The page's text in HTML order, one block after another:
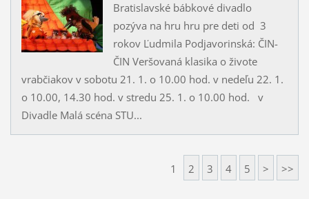
Bratislavské bábkové divadlo
pozýva na hru hru pre deti od 3
rokov Ľudmila Podjavorinská: ČIN-
ČIN Veršovaná klasika o živote
vrabčiakov v sobotu 21. 1. o 10.00 hod. v nedeľu 22. 1.
o 10.00, 14.30 hod. v stredu 25. 1. o 10.00 hod. v
Divadle Malá scéna STU...
1 2 3 4 5 > >>